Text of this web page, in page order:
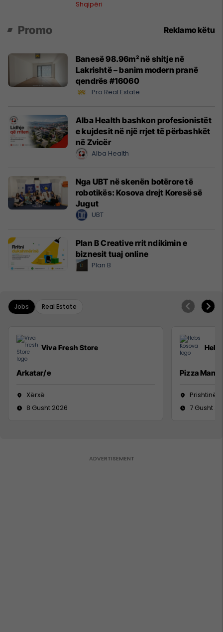
ndërkombëtar
Shqipëri
Promo Reklamo këtu
Banesë 98.96m² në shitje në
Lakrishtë – banim modern pranë
qendrës #16060
Pro Real Estate
Alba Health bashkon profesionistët
e kujdesit në një rrjet të përbashkët
në Zvicër
Alba Health
Nga UBT në skenën botërore të
robotikës: Kosova drejt Koresë së
Jugut
UBT
Plan B Creative rrit ndikimin e
biznesit tuaj online
Plan B
Jobs Real Estate
Viva Fresh Store
Arkatar/e
Xërxë
8 Gusht 2026
Pizza Man
Prishtinë
7 Gusht